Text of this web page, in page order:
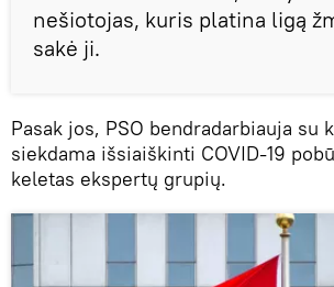
nešiotojas, kuris platina ligą
sakė ji.
Pasak jos, PSO bendradarbiauja su
siekdama išsiaiškinti COVID-19
keletas ekspertų grupių.